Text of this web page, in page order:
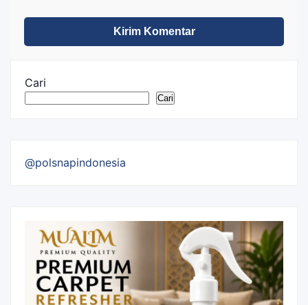
Cari
Cari
@polsnapindonesia